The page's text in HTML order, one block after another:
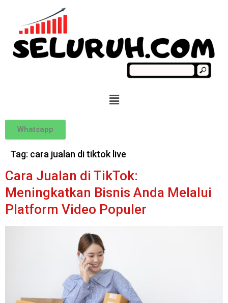
Whatsapp
Tag: cara jualan di tiktok live
Cara Jualan di TikTok:
Meningkatkan Bisnis Anda Melalui
Platform Video Populer